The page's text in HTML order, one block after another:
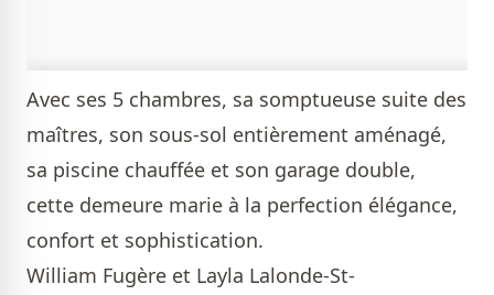
Avec ses 5 chambres, sa somptueuse suite des
maîtres, son sous-sol entièrement aménagé,
sa piscine chauffée et son garage double,
cette demeure marie à la perfection élégance,
confort et sophistication.
William Fugère et Layla Lalonde-St-